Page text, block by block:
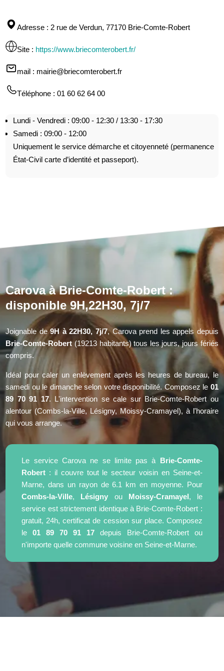
Adresse : 2 rue de Verdun, 77170 Brie-Comte-Robert
Site : https://www.briecomterobert.fr/
mail : mairie@briecomterobert.fr
Téléphone : 01 60 62 64 00
Lundi - Vendredi : 09:00 - 12:30 / 13:30 - 17:30
Samedi : 09:00 - 12:00
Uniquement le service démarche et citoyenneté (permanence
État-Civil carte d’identité et passeport).
Carova à Brie-Comte-Robert :
disponible 9H,22H30, 7j/7
Joignable de9H à 22H30, 7j/7, Carova prend les appels depuis
Brie-Comte-Robert(19213 habitants) tous les jours, jours fériés
compris.
Idéal pour caler un enlèvement après les heures de bureau, le
samedi ou le dimanche selon votre disponibilité. Composez le 01
89 70 91 17. L'intervention se cale sur Brie-Comte-Robert ou
alentour (Combs-la-Ville, Lésigny, Moissy-Cramayel), à l'horaire
qui vous arrange.
Le service Carova ne se limite pas à Brie-Comte-
Robert : il couvre tout le secteur voisin en Seine-et-
Marne, dans un rayon de 6.1 km en moyenne. Pour
Combs-la-Ville, Lésigny ou Moissy-Cramayel, le
service est strictement identique à Brie-Comte-Robert :
gratuit, 24h, certificat de cession sur place. Composez
le01 89 70 91 17depuis Brie-Comte-Robert ou
n'importe quelle commune voisine en Seine-et-Marne.